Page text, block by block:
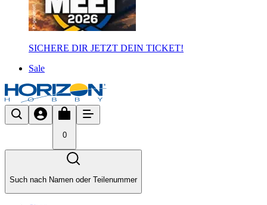
SICHERE DIR JETZT DEIN TICKET!
Sale
0
Such nach Namen oder Teilenummer